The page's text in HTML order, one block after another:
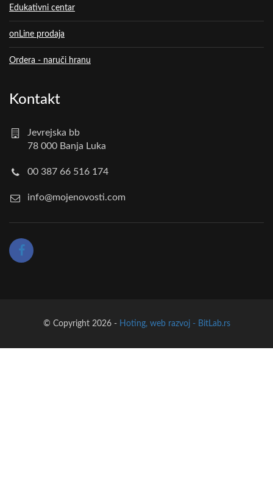
Edukativni centar
onLine prodaja
Ordera - naruči hranu
Kontakt
Jevrejska bb
78 000 Banja Luka
00 387 66 516 174
info@mojenovosti.com
© Copyright 2026 - Hoting, web razvoj - BitLab.rs